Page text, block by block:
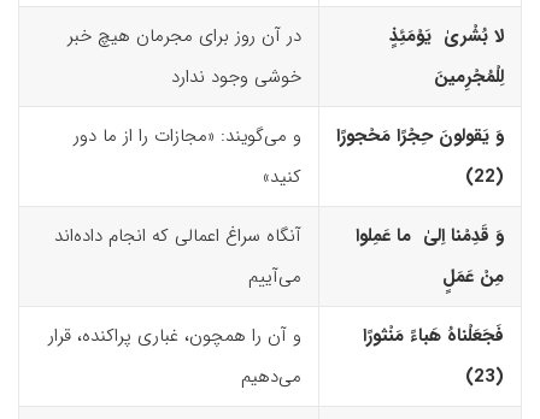
لا بُشْریٰ یَوْمَئِذٍ
لِلْمُجْرِمینَ
در آن روز برای مجرمان هیچ خبر
خوشی وجود ندارد
وَ یَقولونَ حِجْرًا مَحْجورًا
(22)‏
و می‌گویند: «مجازات را از ما دور
کنید»
وَ قَدِمْنا اِلیٰ ما عَمِلوا
مِنْ عَمَلٍ
آنگاه سراغ اعمالی که انجام داده‌اند
می‌آییم
فَجَعَلْناهُ هَباءً مَنْثورًا
(23)‏
و آن را همچون، غباری پراکنده، قرار
می‌دهیم